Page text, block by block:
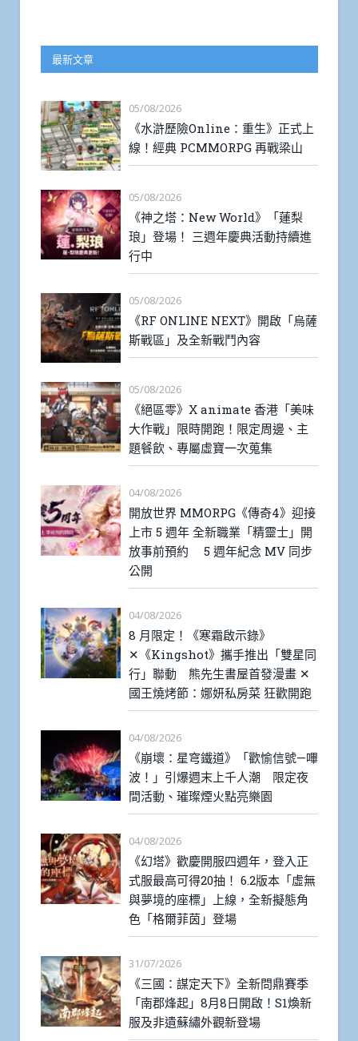
最新文章
05/08/2026
《水滸歷險Online：重生》正式上
線！經典 PCMMORPG 再戰梁山
05/08/2026
《神之塔：New World》「蓮梨
琅」登場！ 三週年慶典活動持續進
行中
05/08/2026
《RF ONLINE NEXT》開啟「烏薩
斯戰區」及全新戰鬥內容
05/08/2026
《絕區零》X animate 香港「美味
大作戰」限時開跑！限定周邊、主
題餐飲、專屬虛寶一次蒐集
04/08/2026
開放世界 MMORPG《傳奇4》迎接
上市 5 週年 全新職業「精靈士」開
放事前預約 5 週年紀念 MV 同步
公開
04/08/2026
8 月限定！《寒霜啟示錄》
✕《Kingshot》攜手推出「雙星同
行」聯動 熊先生書屋首發漫畫 ✕
國王燒烤節：娜妍私房菜 狂歡開跑
04/08/2026
《崩壞：星穹鐵道》「歡愉信號—嗶
波！」引爆週末上千人潮 限定夜
間活動、璀璨煙火點亮樂園
04/08/2026
《幻塔》歡慶開服四週年，登入正
式服最高可得20抽！ 6.2版本「虛無
與夢境的座標」上線，全新擬態角
色「格爾菲茵」登場
31/07/2026
《三國：謀定天下》全新問鼎賽季
「南郡烽起」8月8日開啟！S1煥新
服及非遺蘇繡外觀新登場